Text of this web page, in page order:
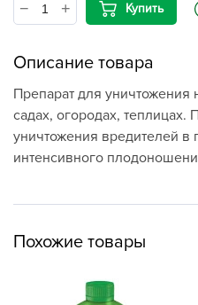
Купить
Описание товара
Препарат для уничтожения
садах, огородах, теплицах.
уничтожения вредителей в
интенсивного
Похожие товары